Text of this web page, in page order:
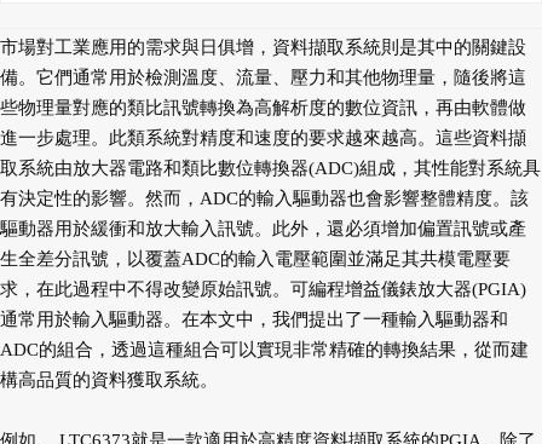
市場對工業應用的需求與日俱增，資料擷取系統則是其中的關鍵設
備。它們通常用於檢測溫度、流量、壓力和其他物理量，隨後將這
些物理量對應的類比訊號轉換為高解析度的數位資訊，再由軟體做
進一步處理。此類系統對精度和速度的要求越來越高。這些資料擷
取系統由放大器電路和類比數位轉換器(ADC)組成，其性能對系統具
有決定性的影響。然而，ADC的輸入驅動器也會影響整體精度。該
驅動器用於緩衝和放大輸入訊號。此外，還必須增加偏置訊號或產
生全差分訊號，以覆蓋ADC的輸入電壓範圍並滿足其共模電壓要
求，在此過程中不得改變原始訊號。可編程增益儀錶放大器(PGIA)
通常用於輸入驅動器。在本文中，我們提出了一種輸入驅動器和
ADC的組合，透過這種組合可以實現非常精確的轉換結果，從而建
構高品質的資料獲取系統。